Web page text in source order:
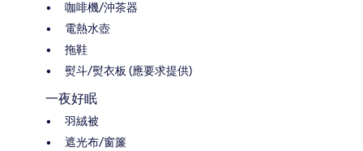
咖啡機/沖茶器
電熱水壺
拖鞋
熨斗/熨衣板 (應要求提供)
一夜好眠
羽絨被
遮光布/窗簾